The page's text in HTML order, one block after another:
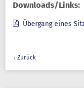
Downloads/Links:
Übergang eines
Zurück